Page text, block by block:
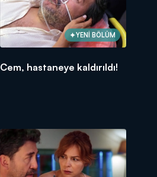
YENİ BÖLÜM
Cem, hastaneye kaldırıldı!